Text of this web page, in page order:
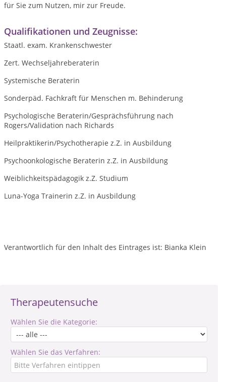
Therapeutensuche
Wählen Sie die Kategorie:
Wählen Sie das Verfahren:
für Sie zum Nutzen, mir zur Freude.
Qualifikationen und Zeugnisse:
Staatl. exam. Krankenschwester
Zert. Wechseljahreberaterin
Systemische Beraterin
Sonderpäd. Fachkraft für Menschen m. Behinderung
Psychologische Beraterin/Gesprächsführung nach
Rogers/Validation nach Richards
Heilpraktikerin/Psychotherapie z.Z. in Ausbildung
Psychoonkologische Beraterin z.Z. in Ausbildung
Weiblichkeitspädagogik z.Z. Studium
Luna-Yoga Trainerin z.Z. in Ausbildung
Verantwortlich für den Inhalt des Eintrages ist: Bianka Klein